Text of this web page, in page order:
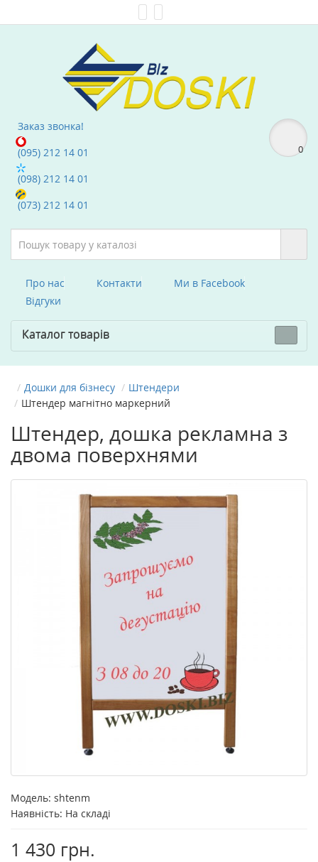
Заказ звонка!
(095) 212 14 01
(098) 212 14 01
(073) 212 14 01
0
Про нас Контакти
Ми в Facebook
Вiдгуки
Каталог товарів
Дошки для бізнесу
Штендери
Штендер магнітно маркерний
Штендер, дошка рекламна з
двома поверхнями
Модель: shtenm
Наявність: На складі
1 430 грн.